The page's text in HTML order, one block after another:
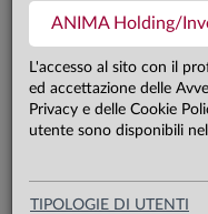
ANIMA Holding/
L'accesso al sito con il
ed accettazione delle
Privacy e delle Cookie
utente sono disponibili
TIPOLOGIE DI UTENTI
ambiti in cui
processo
qualunque
analitica e